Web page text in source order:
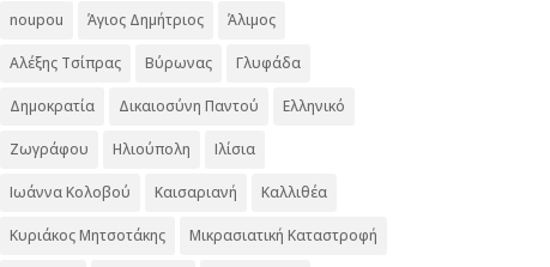
noupou Άγιος Δημήτριος Άλιμος
Αλέξης Τσίπρας Βύρωνας Γλυφάδα
Δημοκρατία Δικαιοσύνη Παντού Ελληνικό
Ζωγράφου Ηλιούπολη Ιλίσια
Ιωάννα Κολοβού Καισαριανή Καλλιθέα
Κυριάκος Μητσοτάκης Μικρασιατική Καταστροφή